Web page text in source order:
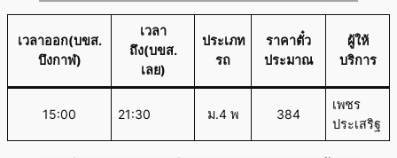
เวลาออก(บขส.
บึงกาฬ)
เวลา
ถึง(บขส.
เลย)
ประเภท
รถ
ราคาตั๋ว
ประมาณ
ผู้ให้
บริการ
15:00 21:30 ม.4 พ 384
เพชร
ประเสริฐ